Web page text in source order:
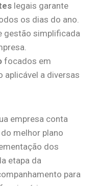
legais garante
os dias do ano.
gestão simplificada
focados em
aplicável a diversas
empresa conta
melhor plano
dos
etapa da
para